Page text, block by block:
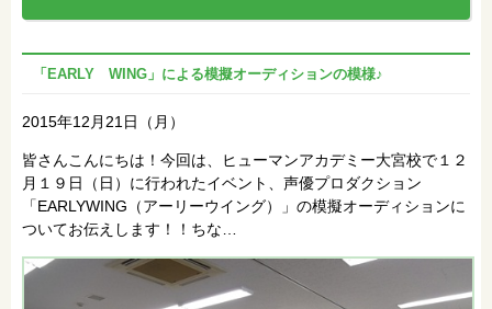
「EARLY WING」による模擬オーディションの模様♪
2015年12月21日（月）
皆さんこんにちは！今回は、ヒューマンアカデミー大宮校で１２
月１９日（日）に行われたイベント、声優プロダクション
「EARLYWING（アーリーウイング）」の模擬オーディションに
ついてお伝えします！！ちな…